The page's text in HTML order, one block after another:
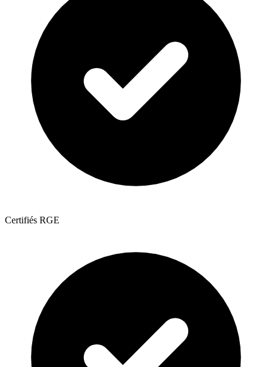
Certifiés RGE